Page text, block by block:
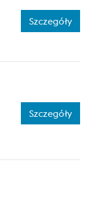
Szczegóły
Szczegóły